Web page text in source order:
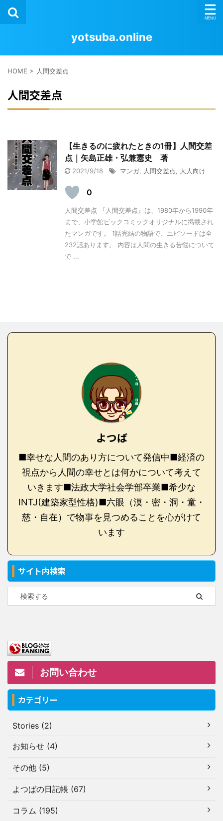
yotsuba.online
HOME > 人間交差点
人間交差点
【生きるのに疲れたときの1冊】人間交差
点｜矢島正雄・弘兼憲史 著
2021/9/18 マンガ 人間交差点 大人向け
0
人間交差点 『人間交差点』は、1980年から1990年
まで、小学館ビックコミックオリジナルに掲載され
たマンガです。 1話完結の物語で、エピソードは全
232話あります。 内容は人間の生きる苦悩について
で ...
よつば
■幸せな人間のあり方について発信中■経済の
視点から人間の幸せとは何かについて考えて
いきます■法政大学社会学部卒業■希少な
INTJ(建築家型性格)■六眼（漠・密・洞・童・
慈・自在）で物事を見つめることを心がけて
います
サイト内検索
お問い合わせ
カテゴリー
Stories (2)
お知らせ (4)
その他 (5)
よつばの日記帳 (67)
コラム (195)